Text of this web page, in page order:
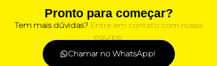
Pronto para começar?
Tem mais dúvidas? Entre em contato com nossa
equipe.
Chamar no WhatsApp!